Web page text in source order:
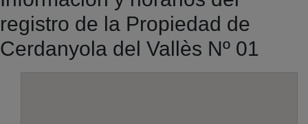
registro de la Propiedad de
Cerdanyola del Vallès Nº 01